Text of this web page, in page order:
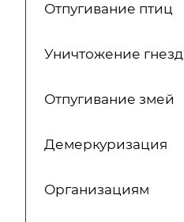
Отпугивание птиц
Уничтожение гнезд
Отпугивание змей
Демеркуризация
Организациям